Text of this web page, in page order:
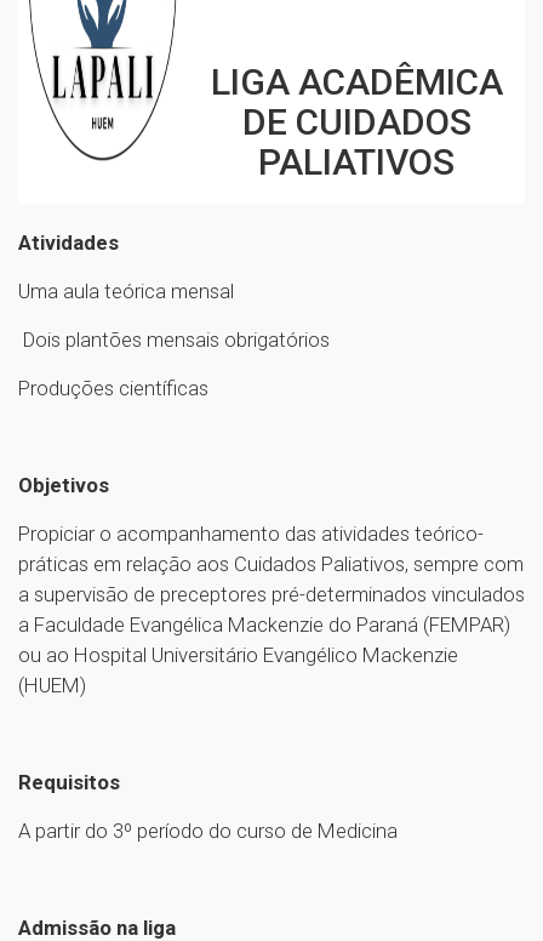
LIGA ACADÊMICA
DE CUIDADOS
PALIATIVOS
Atividades
Uma aula teórica mensal
Dois plantões mensais obrigatórios
Produções científicas
Objetivos
Propiciar o acompanhamento das atividades teórico-
práticas em relação aos Cuidados Paliativos, sempre com
a supervisão de preceptores pré-determinados vinculados
a Faculdade Evangélica Mackenzie do Paraná (FEMPAR)
ou ao Hospital Universitário Evangélico Mackenzie
(HUEM)
Requisitos
A partir do 3º período do curso de Medicina
Admissão na liga